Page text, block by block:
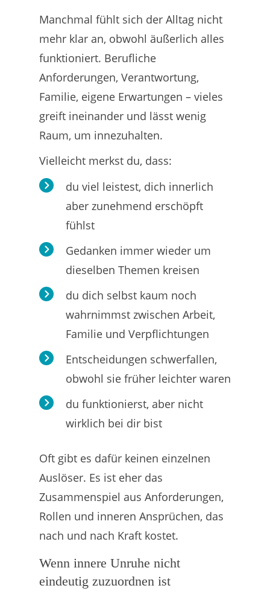
Manchmal fühlt sich der Alltag nicht
mehr klar an, obwohl äußerlich alles
funktioniert. Berufliche
Anforderungen, Verantwortung,
Familie, eigene Erwartungen – vieles
greift ineinander und lässt wenig
Raum, um innezuhalten.
Vielleicht merkst du, dass:
du viel leistest, dich innerlich
aber zunehmend erschöpft
fühlst
Gedanken immer wieder um
dieselben Themen kreisen
du dich selbst kaum noch
wahrnimmst zwischen Arbeit,
Familie und Verpflichtungen
Entscheidungen schwerfallen,
obwohl sie früher leichter waren
du funktionierst, aber nicht
wirklich bei dir bist
Oft gibt es dafür keinen einzelnen
Auslöser. Es ist eher das
Zusammenspiel aus Anforderungen,
Rollen und inneren Ansprüchen, das
nach und nach Kraft kostet.
Wenn innere Unruhe nicht
eindeutig zuzuordnen ist